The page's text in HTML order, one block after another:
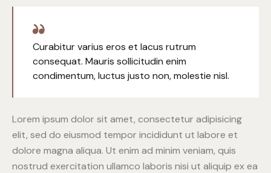
Curabitur varius eros et lacus rutrum
consequat. Mauris sollicitudin enim
condimentum, luctus justo non, molestie nisl.
Lorem ipsum dolor sit amet, consectetur adipisicing
elit, sed do eiusmod tempor incididunt ut labore et
dolore magna aliqua. Ut enim ad minim veniam, quis
nostrud exercitation ullamco laboris nisi ut aliquip ex ea